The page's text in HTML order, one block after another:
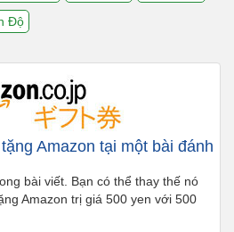
Độ
Amazon tại một bài đánh
bài viết. Bạn có thể thay thế nó
Amazon trị giá 500 yen với 500